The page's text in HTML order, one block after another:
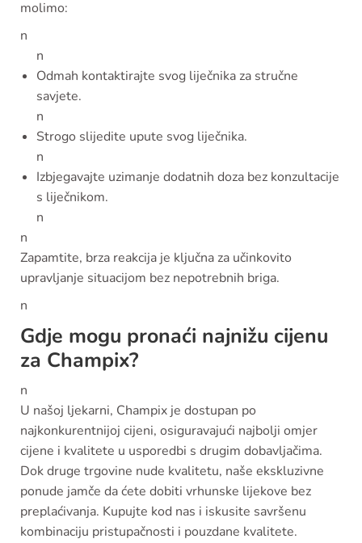
molimo:
n
n
Odmah kontaktirajte svog liječnika za stručne
savjete.
n
Strogo slijedite upute svog liječnika.
n
Izbjegavajte uzimanje dodatnih doza bez konzultacije
s liječnikom.
n
n
Zapamtite, brza reakcija je ključna za učinkovito
upravljanje situacijom bez nepotrebnih briga.
n
Gdje mogu pronaći najnižu cijenu
za Champix?
n
U našoj ljekarni, Champix je dostupan po
najkonkurentnijoj cijeni, osiguravajući najbolji omjer
cijene i kvalitete u usporedbi s drugim dobavljačima.
Dok druge trgovine nude kvalitetu, naše ekskluzivne
ponude jamče da ćete dobiti vrhunske lijekove bez
preplaćivanja. Kupujte kod nas i iskusite savršenu
kombinaciju pristupačnosti i pouzdane kvalitete.